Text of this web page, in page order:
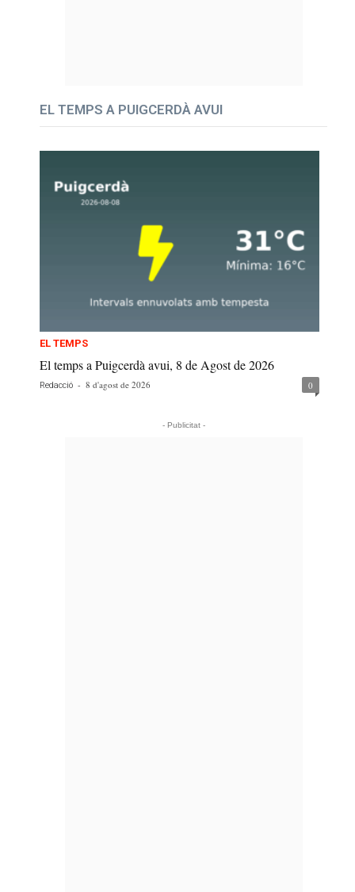
EL TEMPS A PUIGCERDÀ AVUI
EL TEMPS
El temps a Puigcerdà avui, 8 de Agost de 2026
Redacció - 8 d'agost de 2026 0
- Publicitat -